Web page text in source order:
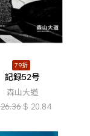
79折
記録52号
森山大道
26.36 $ 20.84